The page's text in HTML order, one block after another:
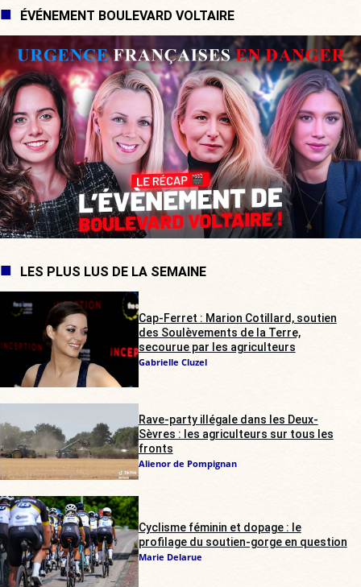
ÉVÉNEMENT BOULEVARD VOLTAIRE
LES PLUS LUS DE LA SEMAINE
Cap-Ferret : Marion Cotillard, soutien
des Soulèvements de la Terre,
secourue par les agriculteurs
Gabrielle Cluzel
Rave-party illégale dans les Deux-
Sèvres : les agriculteurs sur tous les
fronts
Alienor de Pompignan
Cyclisme féminin et dopage : le
profilage du soutien-gorge en question
Marie Delarue